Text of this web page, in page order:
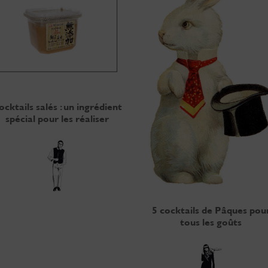
salés : un ingrédient
spécial pour les réaliser
5 cocktails de Pâques
tous les goûts